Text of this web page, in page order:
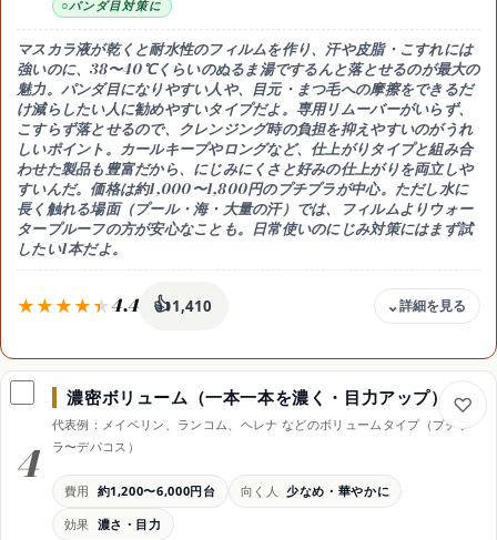
濃さ重視には物足りないことも
パンダ目対策に
マスカラ液が乾くと耐水性のフィルムを作り、汗や皮脂・こすれには
強いのに、38〜40℃くらいのぬるま湯でするんと落とせるのが最大の
魅力。パンダ目になりやすい人や、目元・まつ毛への摩擦をできるだ
け減らしたい人に勧めやすいタイプだよ。専用リムーバーがいらず、
こすらず落とせるので、クレンジング時の負担を抑えやすいのがうれ
しいポイント。カールキープやロングなど、仕上がりタイプと組み合
わせた製品も豊富だから、にじみにくさと好みの仕上がりを両立しや
すいんだ。価格は約1,000〜1,800円のプチプラが中心。ただし水に
長く触れる場面（プール・海・大量の汗）では、フィルムよりウォー
タープルーフの方が安心なことも。日常使いのにじみ対策にはまず試
したい1本だよ。
4.4 👍1,410
価格目安
約1,000〜1,800円中心
にじみにくさ
汗・皮脂・こすれに強い
落とし方
38〜40℃のぬるま湯でオフ
向く人
パンダ目が心配・負担を減らしたい
4
濃密ボリューム（一本一本を濃く・目力アップ）
代表例：メイベリン、ランコム、ヘレナ などのボリュームタイプ（プチプ
ラ〜デパコス）
費用 約1,200〜6,000円台 向く人
少なめ・華やかに
効果 濃さ・目力